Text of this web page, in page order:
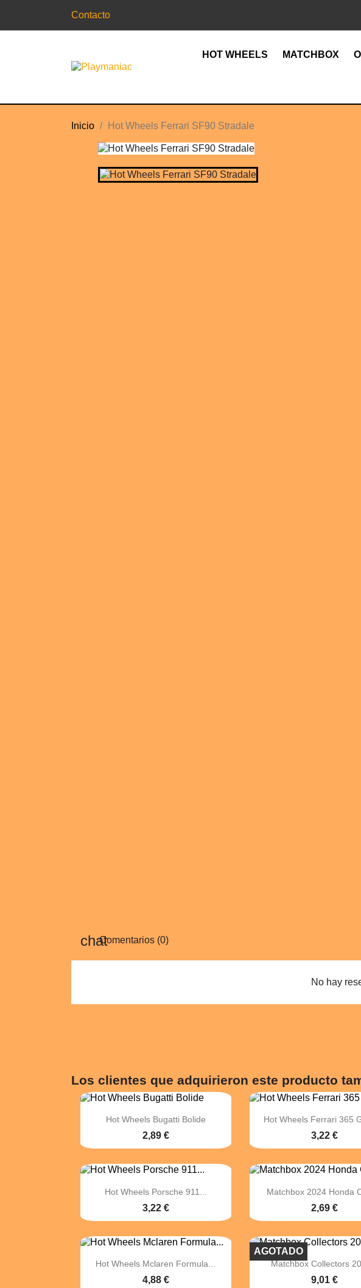
Contacto
HOT WHEELS MATCHBOX
Inicio Hot Wheels Ferrari SF90 Stradale
Comentarios (0)
No hay
Los clientes que adquirieron este producto
 Vista rápida
Hot Wheels Bugatti Bolide
2,89 €
 Vista rápida
Hot Wheels Ferrari 365
3,22 €
 Vista rápida
Hot Wheels Porsche 911...
3,22 €
 Vista rápida
Matchbox 2024 Honda
2,69 €
 Vista rápida
Hot Wheels Mclaren Formula...
4,88 €
 Vista rápida
Matchbox Collectors
9,01 €
AGOTADO